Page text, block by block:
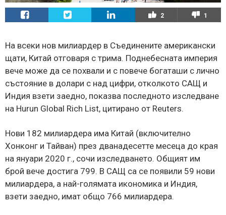
2 1
На всеки нов милиардер в Съединените американски
щати, Китай отговаря с трима. Поднебесната империя
вече може да се похвали и с повече богаташи с лично
състояние в долари с над цифри, отколкото САЩ и
Индия взети заедно, показва последното изследване
на Hurun Global Rich List, цитирано от Reuters.
Нови 182 милиардера има Китай (включително
Хонконг и Тайван) през дванадесетте месеца до края
на януари 2020 г., сочи изследването. Общият им
брой вече достига 799. В САЩ са се появили 59 нови
милиардера, а най-голямата икономика и Индия,
взети заедно, имат общо 766 милиардера.